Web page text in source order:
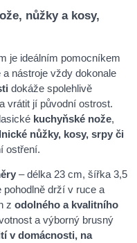
nůžky a kosy,
je ideálním pomocníkem
nástroje vždy dokonale
dokáže spolehlivě
vrátit jí původní ostrost.
kuchyňské nože,
nůžky, kosy, srpy či
ostření.
– délka 23 cm, šířka 3,5
drží v ruce a
zodolného a kvalitního
a výborný brusný
v domácnosti, na